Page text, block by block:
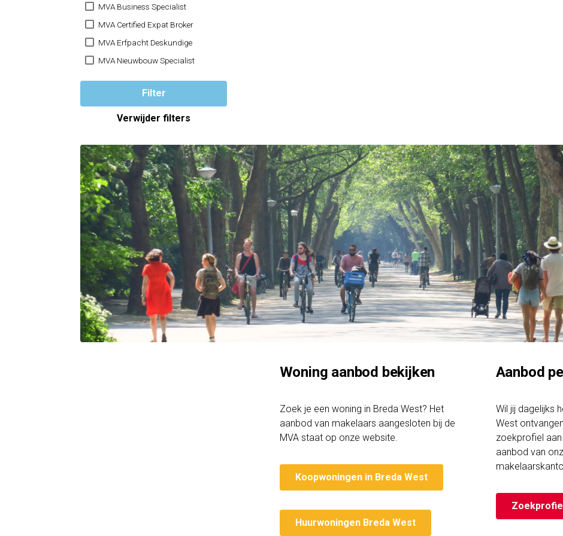
MVA Business Specialist
MVA Certified Expat Broker
MVA Erfpacht Deskundige
MVA Nieuwbouw Specialist
Filter
Verwijder filters
Woning aanbod bekijken
Zoek je een woning in Breda West? Het
aanbod van makelaars aangesloten bij de
MVA staat op onze website.
Koopwoningen in Breda West
Huurwoningen Breda West
Aanbod
Wil jij dagelijks
West
zoekprofiel
aanbod van